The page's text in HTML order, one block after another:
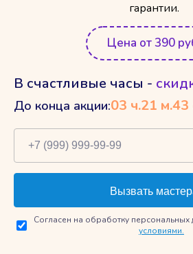
гарантии.
Цена от 390
В счастливые часы -
До конца акции:03 ч.21 м.42
Согласен на обработку персональных
условиями.